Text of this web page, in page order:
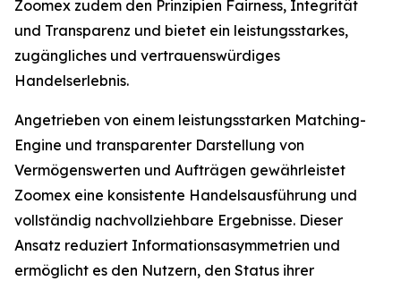
Zoomex zudem den Prinzipien Fairness, Integrität
und Transparenz und bietet ein leistungsstarkes,
zugängliches und vertrauenswürdiges
Handelserlebnis.
Angetrieben von einem leistungsstarken Matching-
Engine und transparenter Darstellung von
Vermögenswerten und Aufträgen gewährleistet
Zoomex eine konsistente Handelsausführung und
vollständig nachvollziehbare Ergebnisse. Dieser
Ansatz reduziert Informationsasymmetrien und
ermöglicht es den Nutzern, den Status ihrer